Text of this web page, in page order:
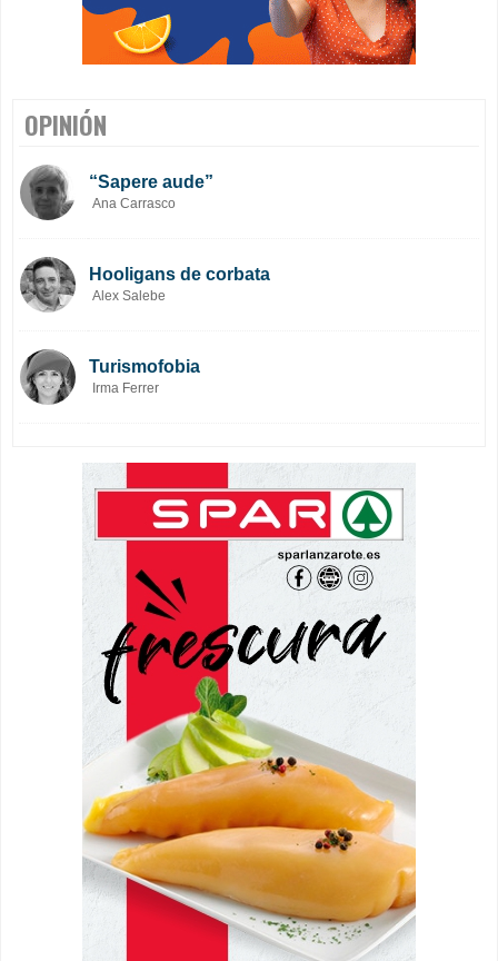
OPINIÓN
“Sapere aude”
Ana Carrasco
Hooligans de corbata
Alex Salebe
Turismofobia
Irma Ferrer